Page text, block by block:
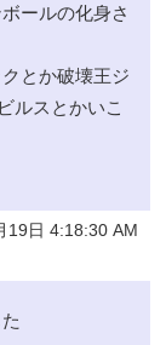
ールの化身さ
とか破壊王ジ
ルスとかいこ
19日 4:18:30 AM